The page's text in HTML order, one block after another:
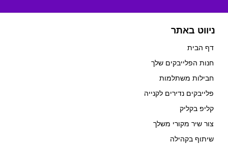
ניווט באתר
דף הבית
חנות הפלייבקים שלך
חבילות משתלמות
פלייבקים נדירים לקנייה
קליפ בקליק
צור שיר מקורי משלך
שיתוף בקהילה